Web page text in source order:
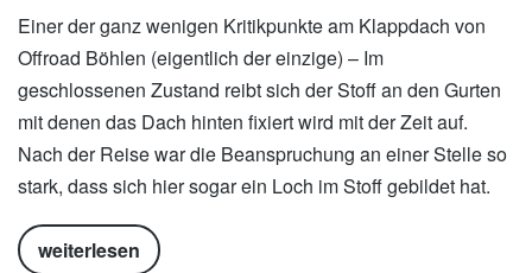
Einer der ganz wenigen Kritikpunkte am Klappdach von
Offroad Böhlen (eigentlich der einzige) – Im
geschlossenen Zustand reibt sich der Stoff an den Gurten
mit denen das Dach hinten fixiert wird mit der Zeit auf.
Nach der Reise war die Beanspruchung an einer Stelle so
stark, dass sich hier sogar ein Loch im Stoff gebildet hat.
weiterlesen